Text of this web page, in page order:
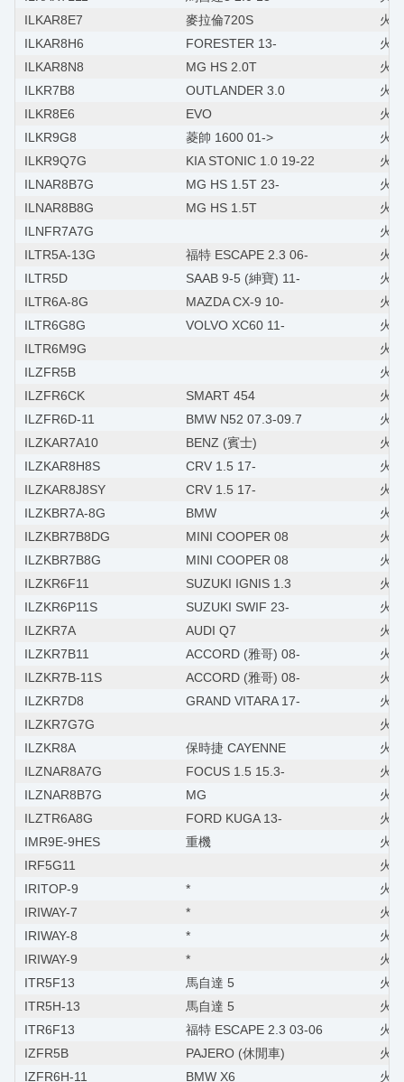
ILKAR8E7
麥拉倫720S
火
ILKAR8H6
FORESTER 13-
火
ILKAR8N8
MG HS 2.0T
火
ILKR7B8
OUTLANDER 3.0
火
ILKR8E6
EVO
火
ILKR9G8
菱帥 1600 01->
火
ILKR9Q7G
KIA STONIC 1.0 19-22
火
ILNAR8B7G
MG HS 1.5T 23-
火
ILNAR8B8G
MG HS 1.5T
火
ILNFR7A7G
火
ILTR5A-13G
福特 ESCAPE 2.3 06-
火
ILTR5D
SAAB 9-5 (紳寶) 11-
火
ILTR6A-8G
MAZDA CX-9 10-
火
ILTR6G8G
VOLVO XC60 11-
火
ILTR6M9G
火
ILZFR5B
火
ILZFR6CK
SMART 454
火
ILZFR6D-11
BMW N52 07.3-09.7
火
ILZKAR7A10
BENZ (賓士)
火
ILZKAR8H8S
CRV 1.5 17-
火
ILZKAR8J8SY
CRV 1.5 17-
火
ILZKBR7A-8G
BMW
火
ILZKBR7B8DG
MINI COOPER 08
火
ILZKBR7B8G
MINI COOPER 08
火
ILZKR6F11
SUZUKI IGNIS 1.3
火
ILZKR6P11S
SUZUKI SWIF 23-
火
ILZKR7A
AUDI Q7
火
ILZKR7B11
ACCORD (雅哥) 08-
火
ILZKR7B-11S
ACCORD (雅哥) 08-
火
ILZKR7D8
GRAND VITARA 17-
火
ILZKR7G7G
火
ILZKR8A
保時捷 CAYENNE
火
ILZNAR8A7G
FOCUS 1.5 15.3-
火
ILZNAR8B7G
MG
火
ILZTR6A8G
FORD KUGA 13-
火
IMR9E-9HES
重機
火
IRF5G11
火
IRITOP-9
*
火
IRIWAY-7
*
火
IRIWAY-8
*
火
IRIWAY-9
*
火
ITR5F13
馬自達 5
火
ITR5H-13
馬自達 5
火
ITR6F13
福特 ESCAPE 2.3 03-06
火
IZFR5B
PAJERO (休閒車)
火
IZFR6H-11
BMW X6
火